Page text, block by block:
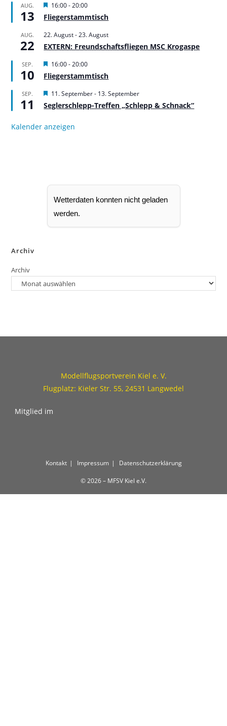
AUG.
13
H
e
r
o
r
e
o
e
n
16:00-20:00
Fliegerstammtisch
AUG.
22
22. August-23. August
EXTERN: Freundschaftsfliegen MSC Krogaspe
SEP.
10
H
e
r
o
r
g
h
16:00-20:00
Fliegerstammtisch
SEP.
11
H
r
o
11. September- 13. September
Seglerschlepp-Treffen „Schlepp & Schnack“
Kalender anzeigen
Wetterdaten konnten nicht geladen
werden.
Archiv
Archiv
Modellflugsportverein Kiel e. V.
Flugplatz: Kieler Str. 55, 24531 Langwedel
Mitglied im
Kontakt Impressum Datenschutzerklärung
© 2026 – MFSV Kiel e.V.